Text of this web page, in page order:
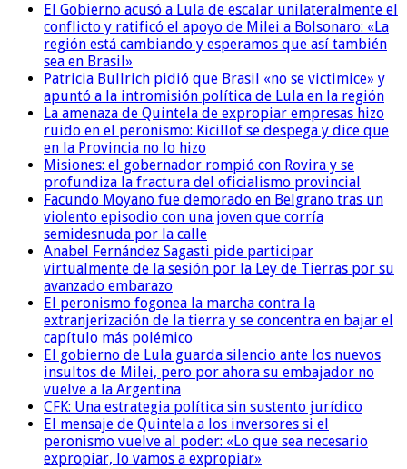
El Gobierno acusó a Lula de escalar unilateralmente el
conflicto y ratificó el apoyo de Milei a Bolsonaro: «La
región está cambiando y esperamos que así también
sea en Brasil»
Patricia Bullrich pidió que Brasil «no se victimice» y
apuntó a la intromisión política de Lula en la región
La amenaza de Quintela de expropiar empresas hizo
ruido en el peronismo: Kicillof se despega y dice que
en la Provincia no lo hizo
Misiones: el gobernador rompió con Rovira y se
profundiza la fractura del oficialismo provincial
Facundo Moyano fue demorado en Belgrano tras un
violento episodio con una joven que corría
semidesnuda por la calle
Anabel Fernández Sagasti pide participar
virtualmente de la sesión por la Ley de Tierras por su
avanzado embarazo
El peronismo fogonea la marcha contra la
extranjerización de la tierra y se concentra en bajar el
capítulo más polémico
El gobierno de Lula guarda silencio ante los nuevos
insultos de Milei, pero por ahora su embajador no
vuelve a la Argentina
CFK: Una estrategia política sin sustento jurídico
El mensaje de Quintela a los inversores si el
peronismo vuelve al poder: «Lo que sea necesario
expropiar, lo vamos a expropiar»